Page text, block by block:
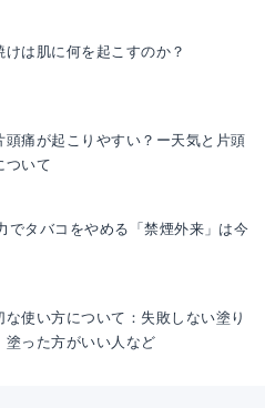
は肌に何を起こすのか？
頭痛が起こりやすい？ー天気と片頭
ついて
でタバコをやめる「禁煙外来」は今
な使い方について：失敗しない塗り
塗った方がいい人など